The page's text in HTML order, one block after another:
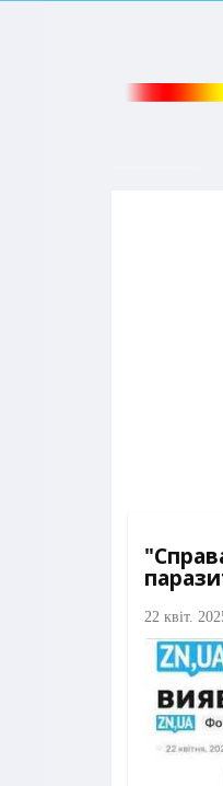
22 квіт.